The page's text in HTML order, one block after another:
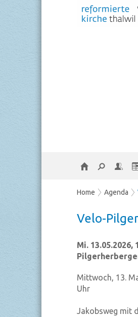
Home Agenda
Velo-
Mi. 13.05.2026,
Mittwoch, 13.
Uhr
Jakobsweg mit